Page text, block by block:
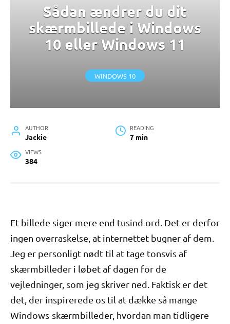
Sådan ændrer du dit
skærmbillede i Windows
10 eller Windows 11
WINDOWS 10
AUTHOR
Jackie
READING
7 min
VIEWS
384
Et billede siger mere end tusind ord. Det er derfor
ingen overraskelse, at internettet bugner af dem.
Jeg er personligt nødt til at tage tonsvis af
skærmbilleder i løbet af dagen for de
vejledninger, som jeg skriver ned. Faktisk er det
det, der inspirerede os til at dække så mange
Windows-skærmbilleder, hvordan man tidligere